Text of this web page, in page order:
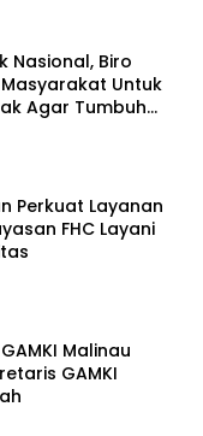
Nasional, Biro
Untuk
Agar Tumbuh
Perkuat Layanan
FHC Layani
Malinau
GAMKI